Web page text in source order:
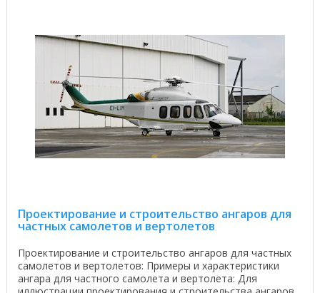
Проектирование и строительство ангаров для
частных самолетов и вертолетов
Проектирование и строительство ангаров для частных
самолетов и вертолетов: Примеры и характеристики
ангара для частного самолета и вертолета: Для